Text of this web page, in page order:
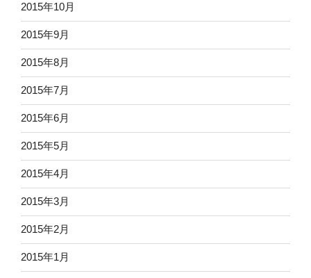
2015年10月
2015年9月
2015年8月
2015年7月
2015年6月
2015年5月
2015年4月
2015年3月
2015年2月
2015年1月